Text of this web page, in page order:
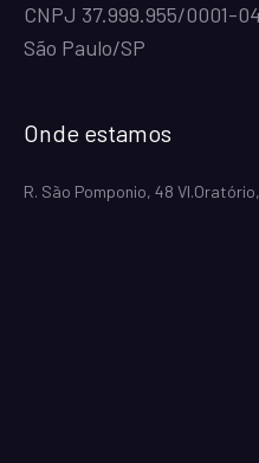
CNPJ 37.999.955/0001-
São Paulo/SP
Onde estamos
R. São Pomponio, 48